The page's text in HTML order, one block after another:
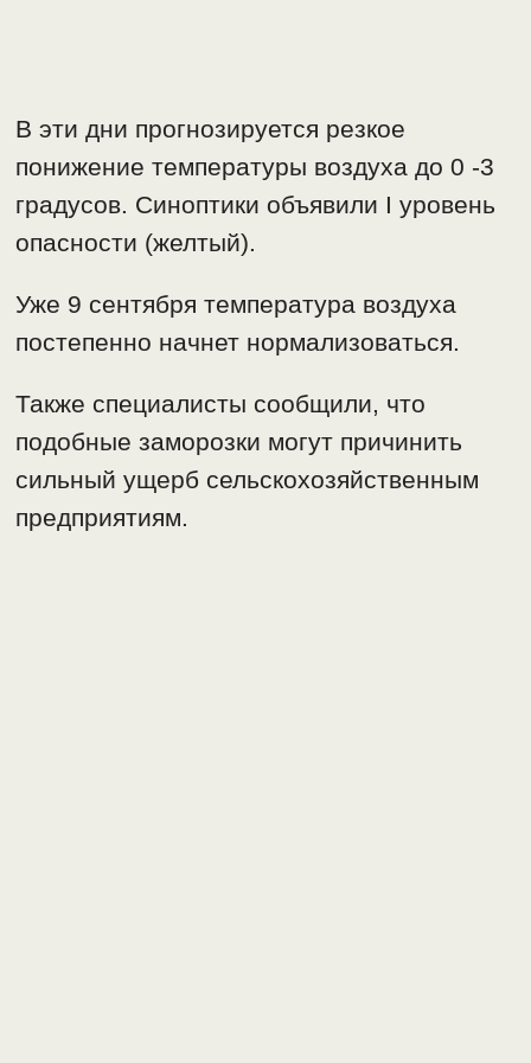
В эти дни прогнозируется резкое
понижение температуры воздуха до 0 -3
градусов. Синоптики объявили I уровень
опасности (желтый).
Уже 9 сентября температура воздуха
постепенно начнет нормализоваться.
Также специалисты сообщили, что
подобные заморозки могут причинить
сильный ущерб сельскохозяйственным
предприятиям.